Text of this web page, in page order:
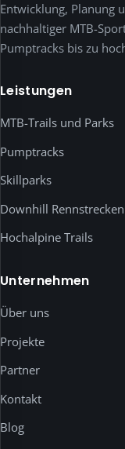
Entwicklung, Planung
nachhaltiger MTB-
Pumptracks bis zu
Leistungen
MTB-Trails und Parks
Pumptracks
Skillparks
Downhill Rennstrecken
Hochalpine Trails
Unternehmen
Über uns
Projekte
Partner
Kontakt
Blog
Speichern
deiner
Auswahl.
Medien
wie
YouTube-
werden
erst
nach
deiner
Einwilligung
Unten
du
jeden
Dienst
einzeln
und
freigeben.